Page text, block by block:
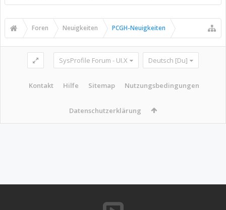
Foren Neuigkeiten PCGH-Neuigkeiten
SysProfile Forum - UI.X Deutsch [Du]
Kontakt Hilfe Sitemap Nutzungsbedingungen
Datenschutzerklärung